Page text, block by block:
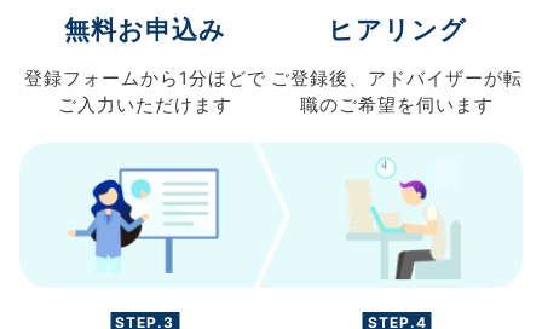
無料お申込み
登録フォームから 1分ほどで
ご入力 いただけます
ヒアリング
ご登録後、 アドバイザーが転
職のご希望を伺います
STEP.3 STEP.4